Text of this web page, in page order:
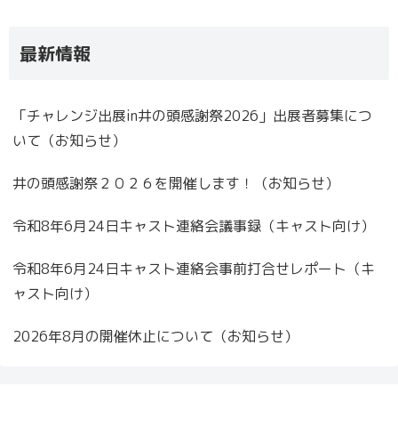
最新情報
「チャレンジ出展in井の頭感謝祭2026」出展者募集につ
いて（お知らせ）
井の頭感謝祭２０２６を開催します！（お知らせ）
令和8年6月24日キャスト連絡会議事録（キャスト向け）
令和8年6月24日キャスト連絡会事前打合せレポート（キ
ャスト向け）
2026年8月の開催休止について（お知らせ）